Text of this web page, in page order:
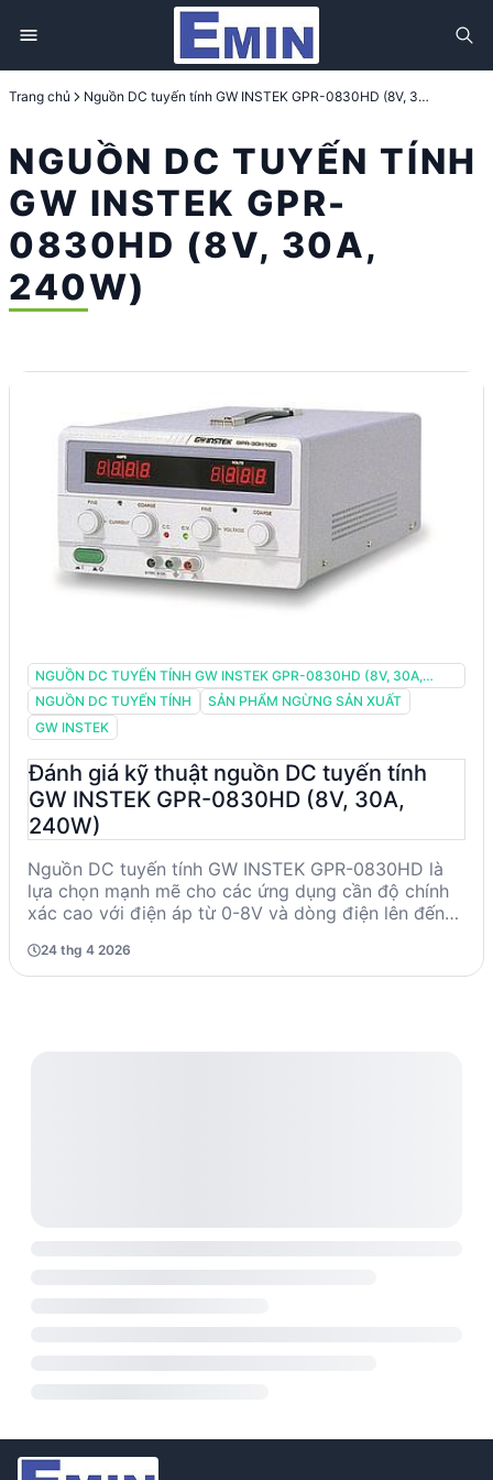
Trang chủ Nguồn DC tuyến tính GW INSTEK GPR-0830HD (8V, 30A, 240W)
NGUỒN DC TUYẾN TÍNH
GW INSTEK GPR-
0830HD (8V, 30A,
240W)
NGUỒN DC TUYẾN TÍNH GW INSTEK GPR-0830HD (8V, 30A,
240W)
NGUỒN DC TUYẾN TÍNH
SẢN PHẨM NGỪNG SẢN XUẤT
GW INSTEK
Đánh giá kỹ thuật nguồn DC tuyến tính
GW INSTEK GPR-0830HD (8V, 30A,
240W)
Nguồn DC tuyến tính GW INSTEK GPR-0830HD là
lựa chọn mạnh mẽ cho các ứng dụng cần độ chính
xác cao với điện áp từ 0-8V và dòng điện lên đến
và dòng điện, cùng với độ gợn và nhiễu thấp, phù
hợp cho các kỹ sư và nhà thiết kế trong lĩnh vực
24 thg 4 2026